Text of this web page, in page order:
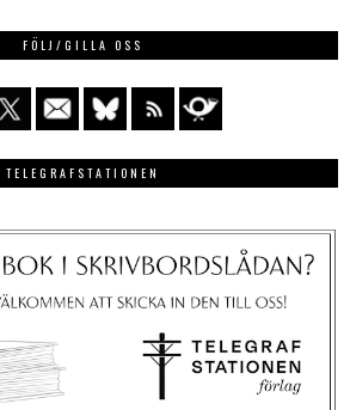
FÖLJ/GILLA OSS
TELEGRAFSTATIONEN